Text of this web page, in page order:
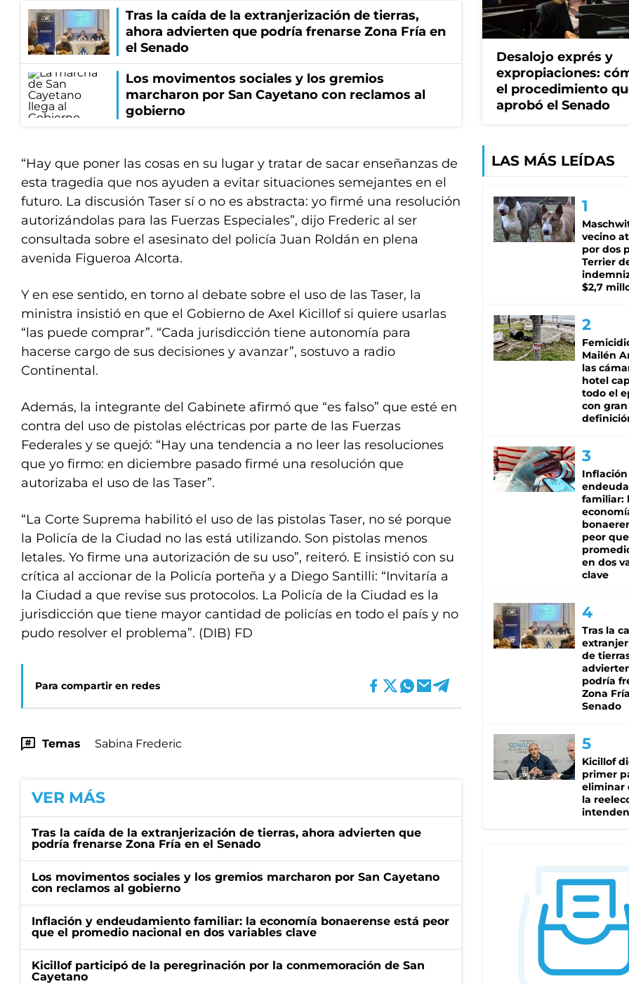
Tras la caída de la extranjerización de tierras,
ahora advierten que podría frenarse Zona Fría en
el Senado
Los movimentos sociales y los gremios
marcharon por San Cayetano con reclamos al
gobierno
“Hay que poner las cosas en su lugar y tratar de sacar enseñanzas de
esta tragedia que nos ayuden a evitar situaciones semejantes en el
futuro. La discusión Taser sí o no es abstracta: yo firmé una resolución
autorizándolas para las Fuerzas Especiales”, dijo Frederic al ser
consultada sobre el asesinato del policía Juan Roldán en plena
avenida Figueroa Alcorta.
Y en ese sentido, en torno al debate sobre el uso de las Taser, la
ministra insistió en que el Gobierno de Axel Kicillof si quiere usarlas
“las puede comprar”. “Cada jurisdicción tiene autonomía para
hacerse cargo de sus decisiones y avanzar”, sostuvo a radio
Continental.
Además, la integrante del Gabinete afirmó que “es falso” que esté en
contra del uso de pistolas eléctricas por parte de las Fuerzas
Federales y se quejó: “Hay una tendencia a no leer las resoluciones
que yo firmo: en diciembre pasado firmé una resolución que
autorizaba el uso de las Taser”.
“La Corte Suprema habilitó el uso de las pistolas Taser, no sé porque
la Policía de la Ciudad no las está utilizando. Son pistolas menos
letales. Yo firme una autorización de su uso”, reiteró. E insistió con su
crítica al accionar de la Policía porteña y a Diego Santilli: “Invitaría a
la Ciudad a que revise sus protocolos. La Policía de la Ciudad es la
jurisdicción que tiene mayor cantidad de policías en todo el país y no
pudo resolver el problema”. (DIB) FD
Para compartir en redes
Temas Sabina Frederic
VER MÁS
Tras la caída de la extranjerización de tierras, ahora advierten que
podría frenarse Zona Fría en el Senado
Los movimentos sociales y los gremios marcharon por San Cayetano
con reclamos al gobierno
Inflación y endeudamiento familiar: la economía bonaerense está peor
que el promedio nacional en dos variables clave
Kicillof participó de la peregrinación por la conmemoración de San
Cayetano
Desalojo exprés y
expropiaciones:
el procedimiento
aprobó el Senado
LAS MÁS LEÍDAS
vecino
por dos
Terrier
$2,7
Mailén
las
hotel
todo el
con gran
Inflación
familiar:
peor
en dos
clave
Tras la
de
podría
Zona
Senado
Kicillof
primer
eliminar
la